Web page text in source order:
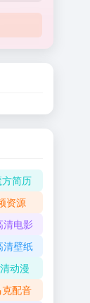
方简历
资源
清电影
清壁纸
动漫
配音